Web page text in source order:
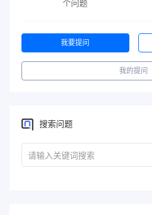
个问题
我要提问
我的提问
搜索问题